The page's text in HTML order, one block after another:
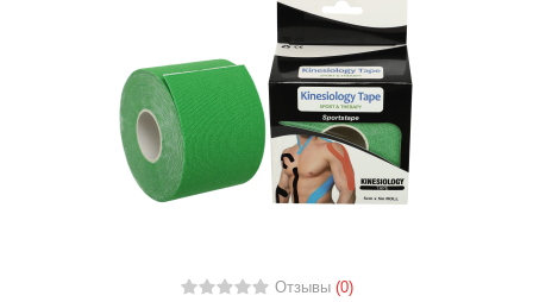
Отзывы (0)